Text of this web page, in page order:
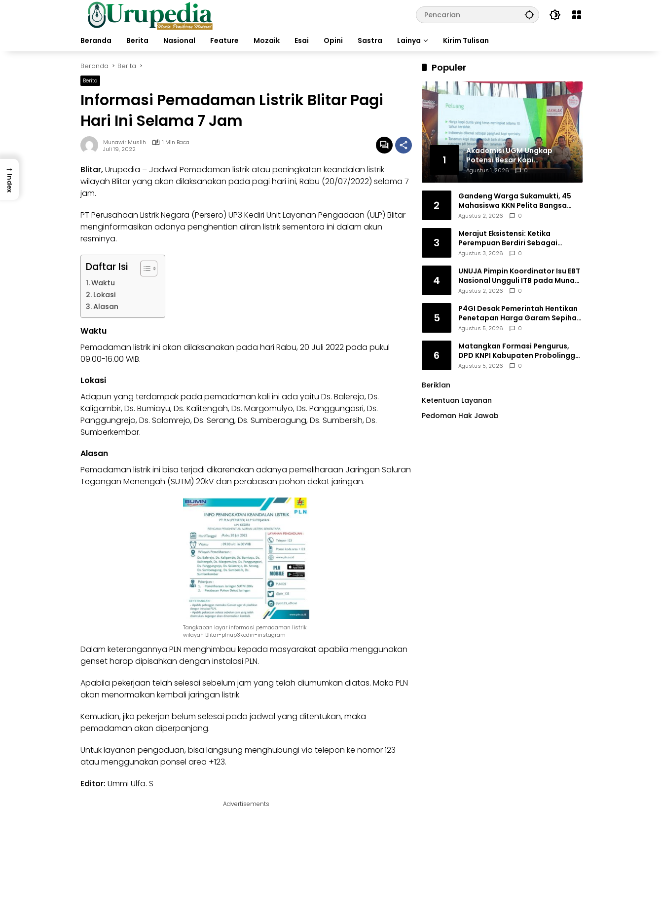
Beranda
Berita Nasional Feature Mozaik Esai Opini Sastra Lainya Kirim Tulisan
Beranda Berita
Berita
Informasi Pemadaman Listrik Blitar Pagi
Hari Ini Selama 7 Jam
Munawir Muslih
1 Min Baca
Juli 19, 2022
Blitar, Urupedia – Jadwal Pemadaman listrikatau peningkatan keandalan listrik
wilayah Blitaryang akan dilaksanakan pada pagi hari ini, Rabu (20/07/2022) selama 7
jam.
PT Perusahaan Listrik Negara (Persero) UP3 Kediri Unit Layanan Pengadaan (ULP) Blitar
menginformasikan adanya penghentian aliran listrik sementara ini dalam akun
resminya.
Daftar Isi
Waktu
Lokasi
Alasan
Waktu
Pemadaman listrikini akan dilaksanakan pada hari Rabu, 20 Juli 2022 pada pukul
09.00-16.00 WIB.
Lokasi
Adapun yang terdampak pada pemadaman kali ini ada yaitu Ds. Balerejo, Ds.
Kaligambir, Ds. Bumiayu, Ds. Kalitengah, Ds. Margomulyo, Ds. Panggungasri, Ds.
Panggungrejo, Ds. Salamrejo, Ds. Serang, Ds. Sumberagung, Ds. Sumbersih, Ds.
Sumberkembar.
Alasan
Pemadaman listrikini bisa terjadi dikarenakan adanya pemeliharaan Jaringan Saluran
Tegangan Menengah (SUTM) 20kV dan perabasan pohon dekat jaringan.
Tangkapan layar informasi pemadaman listrik
wilayah Blitar-plnup3kediri-instagram
Dalam keterangannya PLN menghimbau kepada masyarakat apabila menggunakan
genset harap dipisahkan dengan instalasi PLN.
Apabila pekerjaan telah selesai sebelum jam yang telah diumumkan diatas. Maka PLN
akan menormalkan kembali jaringan listrik.
Kemudian, jika pekerjan belum selesai pada jadwal yang ditentukan, maka
pemadaman akan diperpanjang.
Untuk layanan pengaduan, bisa langsung menghubungi via telepon ke nomor 123
atau menggunakan ponsel area +123.
Editor: Ummi Ulfa. S
Advertisements
Populer
1
Akademisi UGM Ungkap
Potensi Besar Kopi
Tulungagung, Siap Bersaing
Agustus 1, 2026 0
2
Gandeng Warga Sukamukti, 45
Mahasiswa KKN Pelita Bangsa
Bersihkan Drainase Desa
Agustus 2, 2026 0
3
Merajut Eksistensi: Ketika
Perempuan Berdiri Sebagai
Subjek
Agustus 3, 2026 0
4
UNUJA Pimpin Koordinator Isu EBT
Nasional Ungguli ITB pada Munas
BEM SI XIX
Agustus 2, 2026 0
5
P4GI Desak Pemerintah Hentikan
Penetapan Harga Garam Sepihak
oleh Pabrik
Agustus 5, 2026 0
6
Matangkan Formasi Pengurus,
DPD KNPI Kabupaten Probolinggo
Utamakan Komitmen dan Kinerja
Agustus 5, 2026 0
Beriklan
Ketentuan Layanan
Pedoman Hak Jawab
→
Index